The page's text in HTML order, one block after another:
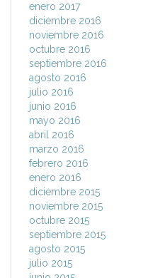
enero 2017
diciembre 2016
noviembre 2016
octubre 2016
septiembre 2016
agosto 2016
julio 2016
junio 2016
mayo 2016
abril 2016
marzo 2016
febrero 2016
enero 2016
diciembre 2015
noviembre 2015
octubre 2015
septiembre 2015
agosto 2015
julio 2015